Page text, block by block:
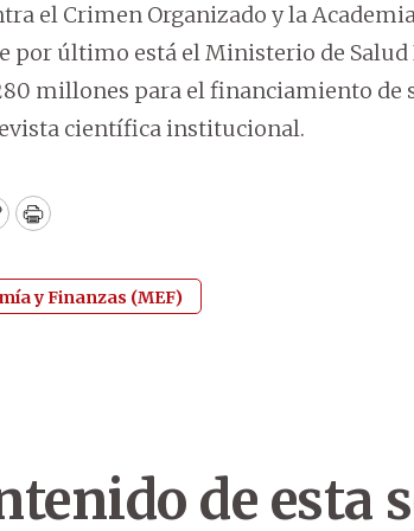
el Crimen Organizado y la
por último está el Ministerio de Salud
millones para el financiamiento de
científica institucional.
Print
y Finanzas (MEF)
de esta